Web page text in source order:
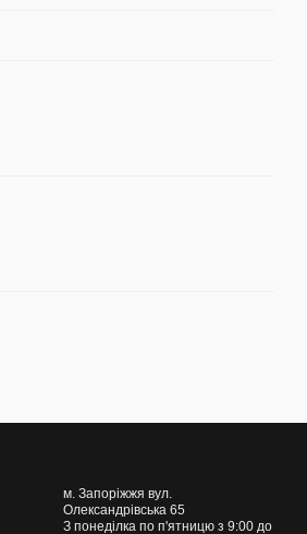
м. Запоріжжя вул.
Олександрівська 65
З понеділка по п'ятницю з 9:00 до